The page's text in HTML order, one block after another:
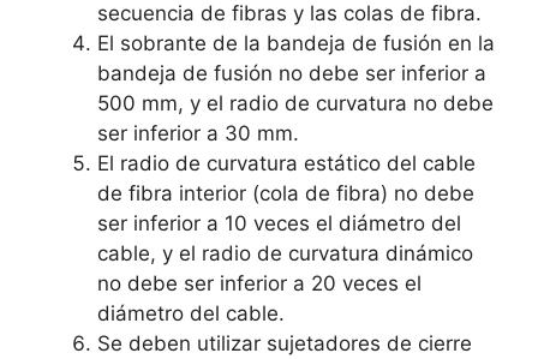
secuencia de fibras y las colas de fibra.
El sobrante de la bandeja de fusión en la
bandeja de fusión no debe ser inferior a
500 mm, y el radio de curvatura no debe
ser inferior a 30 mm.
El radio de curvatura estático del cable
de fibra interior (cola de fibra) no debe
ser inferior a 10 veces el diámetro del
cable, y el radio de curvatura dinámico
no debe ser inferior a 20 veces el
diámetro del cable.
Se deben utilizar sujetadores de cierre